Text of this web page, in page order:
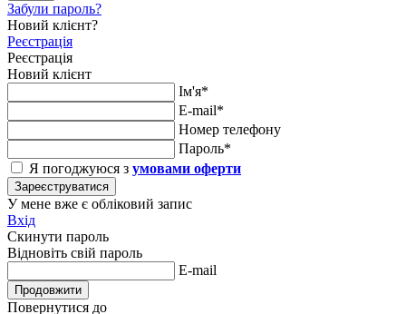
Забули пароль?
Новий клієнт?
Реєстрація
Реєстрація
Новий клієнт
Ім'я*
E-mail*
Номер телефону
Пароль*
Я погоджуюся з умовами оферти
Зареєструватися
У мене вже є обліковий запис
Вхід
Скинути пароль
Відновіть свій пароль
E-mail
Продовжити
Повернутися до